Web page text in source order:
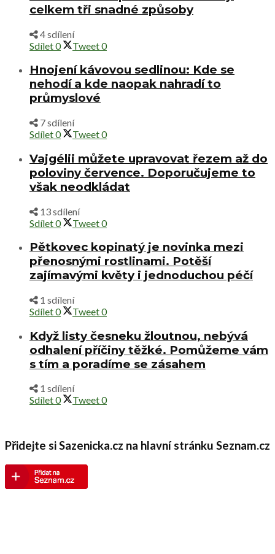
celkem tři snadné způsoby
4 sdílení
Sdílet0 Tweet0
Hnojení kávovou sedlinou: Kde se
nehodí a kde naopak nahradí to
průmyslové
7 sdílení
Sdílet0 Tweet0
Vajgélii můžete upravovat řezem až do
poloviny července. Doporučujeme to
však neodkládat
13 sdílení
Sdílet0 Tweet0
Pětkovec kopinatý je novinka mezi
přenosnými rostlinami. Potěší
zajímavými květy i jednoduchou péčí
1 sdílení
Sdílet0 Tweet0
Když listy česneku žloutnou, nebývá
odhalení příčiny těžké. Pomůžeme vám
s tím a poradíme se zásahem
1 sdílení
Sdílet0 Tweet0
Přidejte si Sazenicka.cz na hlavní stránku Seznam.cz